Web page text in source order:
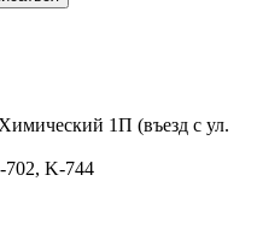
1П (въезд с ул.
702, K-744